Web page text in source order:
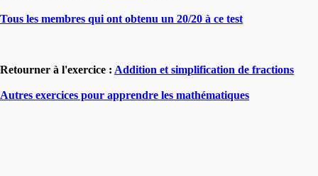
Tous les membres qui ont obtenu un 20/20 à ce test
Retourner à l'exercice : Addition et simplification de fractions
Autres exercices pour apprendre les mathématiques